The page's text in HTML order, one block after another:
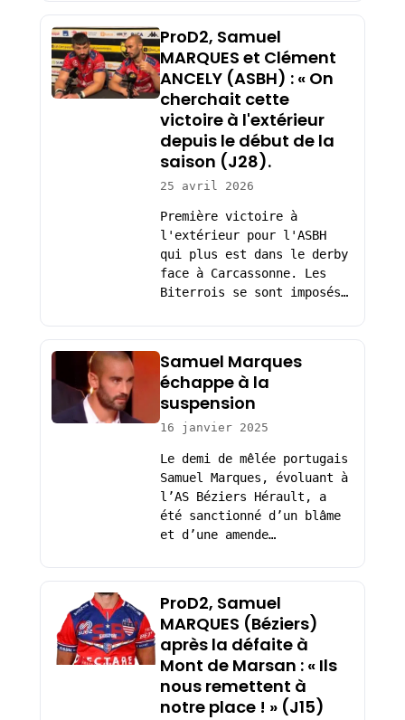
ProD2, Samuel
MARQUES et Clément
ANCELY (ASBH) : « On
cherchait cette
victoire à l'extérieur
depuis le début de la
saison (J28).
25 avril 2026
Première victoire à
l'extérieur pour l'ASBH
qui plus est dans le derby
face à Carcassonne. Les
Biterrois se sont imposés…
Samuel Marques
échappe à la
suspension
16 janvier 2025
Le demi de mêlée portugais
Samuel Marques, évoluant à
l’AS Béziers Hérault, a
été sanctionné d’un blâme
et d’une amende…
ProD2, Samuel
MARQUES (Béziers)
après la défaite à
Mont de Marsan : « Ils
nous remettent à
notre place ! » (J15)